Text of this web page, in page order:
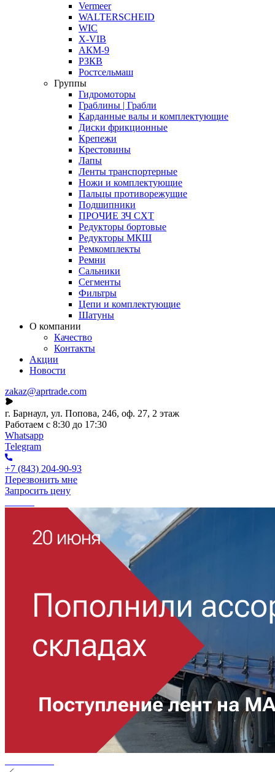
Vermeer
WALTERSCHEID
WIC
X-VIB
АКМ-9
РЗКВ
Ростсельмаш
Группы
Гидромоторы
Граблины | Грабли
Карданные валы и комплектующие
Диски фрикционные
Крепежи
Крестовины
Лапы
Ленты транспортерные
Ножи и комплектующие
Пальцы противорежущие
Подшипники
ПРОЧИЕ ЗЧ СХТ
Редукторы бортовые
Редукторы МКШ
Ремкомплекты
Ремни
Сальники
Сегменты
Фильтры
Цепи и комплектующие
Шатуны
О компании
Качество
Контакты
Акции
Новости
zakaz@aprtrade.com
г. Барнаул, ул. Попова, 246, оф. 27, 2 этаж
Работаем с 8:30 до 17:30
Whatsapp
Telegram
+7 (843) 204-90-93
Перезвонить мне
Запросить цену